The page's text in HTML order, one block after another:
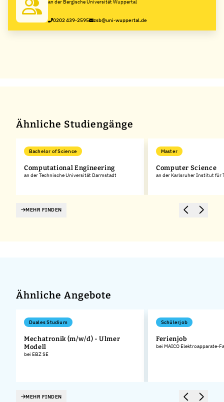
an der Bergische Universität Wuppertal
0202 439-2595 zsb@uni-wuppertal.de
Ähnliche Studiengänge
Bachelor of Science
Computational Engineering
an der Technische Universität Darmstadt
Master
Computer Science
an der Karlsruher Institut für
MEHR FINDEN
Ähnliche Angebote
Duales Studium
Mechatronik (m/w/d) - Ulmer
Modell
bei EBZ SE
Schülerjob
Ferienjob
bei MAICO Elektroapparate-
MEHR FINDEN